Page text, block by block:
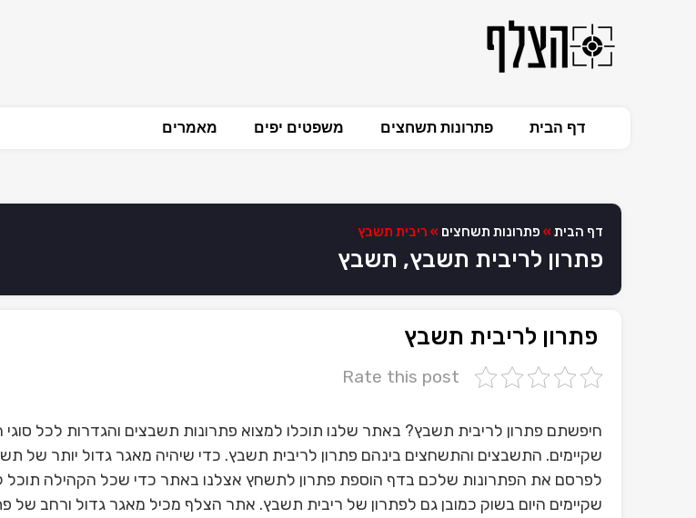
דף הבית פתרונות תשחצים משפטים יפים מאמרים
דף הבית » פתרונות תשחצים » ריבית תשבץ
פתרון לריבית תשבץ, תשבץ
פתרון לריבית תשבץ
Rate this post
חיפשתם פתרון לריבית תשבץ? באתר שלנו תוכלו למצוא פתרונות תשבצים והגדרות לכל
שקיימים. התשבצים והתשחצים בינהם פתרון לריבית תשבץ. כדי שיהיה מאגר גדול יותר של
לפרסם את הפתרונות שלכם בדף הוספת פתרון לתשחץ אצלנו באתר כדי שכל הקהילה תוכל
שקיימים היום בשוק כמובן גם לפתרון של ריבית תשבץ. אתר הצלף מכיל מאגר גדול ורחב של